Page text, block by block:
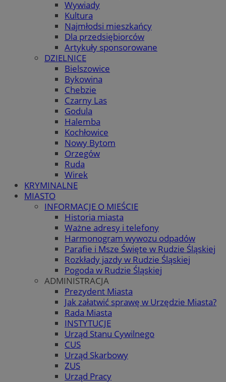
Wywiady
Kultura
Najmłodsi mieszkańcy
Dla przedsiębiorców
Artykuły sponsorowane
DZIELNICE
Bielszowice
Bykowina
Chebzie
Czarny Las
Godula
Halemba
Kochłowice
Nowy Bytom
Orzegów
Ruda
Wirek
KRYMINALNE
MIASTO
INFORMACJE O MIEŚCIE
Historia miasta
Ważne adresy i telefony
Harmonogram wywozu odpadów
Parafie i Msze Święte w Rudzie Śląskiej
Rozkłady jazdy w Rudzie Śląskiej
Pogoda w Rudzie Śląskiej
ADMINISTRACJA
Prezydent Miasta
Jak załatwić sprawę w Urzędzie Miasta?
Rada Miasta
INSTYTUCJE
Urząd Stanu Cywilnego
CUS
Urząd Skarbowy
ZUS
Urząd Pracy